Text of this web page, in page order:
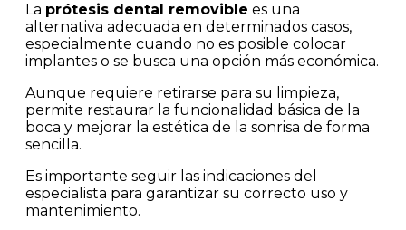
La prótesis dental removible es una
alternativa adecuada en determinados casos,
especialmente cuando no es posible colocar
implantes o se busca una opción más económica.
Aunque requiere retirarse para su limpieza,
permite restaurar la funcionalidad básica de la
boca y mejorar la estética de la sonrisa de forma
sencilla.
Es importante seguir las indicaciones del
especialista para garantizar su correcto uso y
mantenimiento.